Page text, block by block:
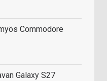
Commodore
Galaxy S27